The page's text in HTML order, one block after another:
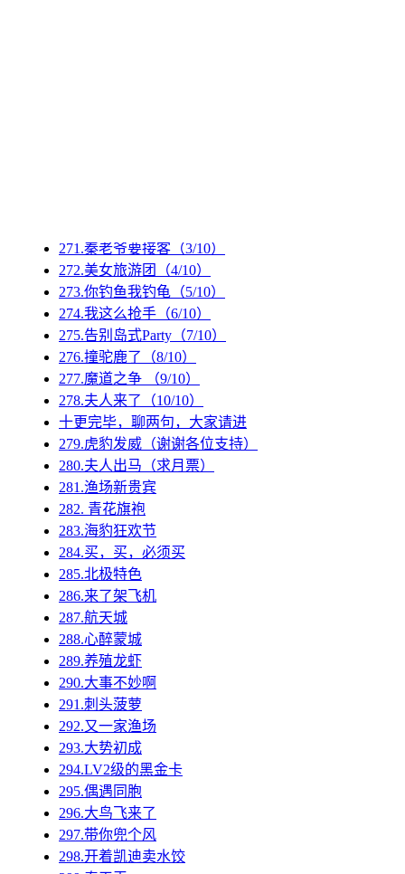
271.秦老爷要接客（3/10）
272.美女旅游团（4/10）
273.你钓鱼我钓龟（5/10）
274.我这么抢手（6/10）
275.告别岛式Party（7/10）
276.撞驼鹿了（8/10）
277.魔道之争 （9/10）
278.夫人来了（10/10）
十更完毕，聊两句，大家请进
279.虎豹发威（谢谢各位支持）
280.夫人出马（求月票）
281.渔场新贵宾
282. 青花旗袍
283.海豹狂欢节
284.买，买，必须买
285.北极特色
286.来了架飞机
287.航天城
288.心醉蒙城
289.养殖龙虾
290.大事不妙啊
291.刺头菠萝
292.又一家渔场
293.大势初成
294.LV2级的黑金卡
295.偶遇同胞
296.大鸟飞来了
297.带你兜个风
298.开着凯迪卖水饺